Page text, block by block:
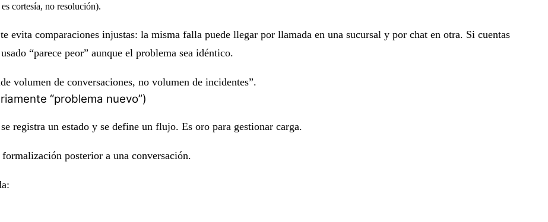
cortesía, no resolución).
evita comparaciones injustas: la misma falla puede llegar por llamada en una sucursal y por chat en otra. Si cuentas
“parece peor” aunque el problema sea idéntico.
volumen de conversaciones, no volumen de incidentes”.
“problema nuevo”)
registra un estado y se define un flujo. Es oro para gestionar carga.
posterior a una conversación.